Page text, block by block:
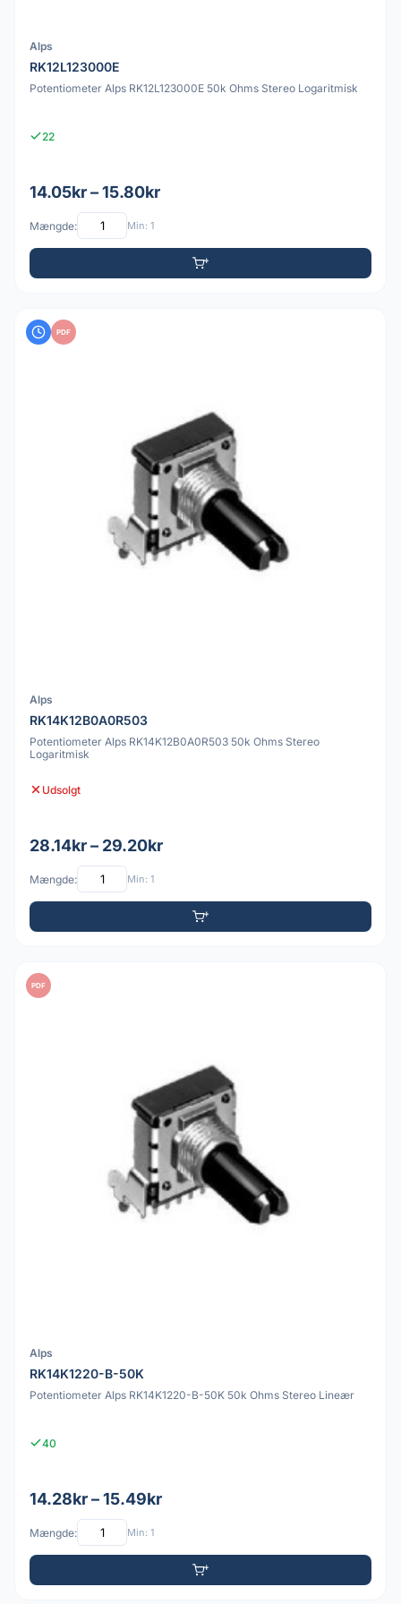
Alps
RK12L123000E
Potentiometer Alps RK12L123000E 50k Ohms Stereo Logaritmisk
22
14.05kr – 15.80kr
Mængde: Min: 1
PDF
Alps
RK14K12B0A0R503
Potentiometer Alps RK14K12B0A0R503 50k Ohms Stereo
Logaritmisk
Udsolgt
28.14kr – 29.20kr
Mængde: Min: 1
PDF
Alps
RK14K1220-B-50K
Potentiometer Alps RK14K1220-B-50K 50k Ohms Stereo Lineær
40
14.28kr – 15.49kr
Mængde: Min: 1